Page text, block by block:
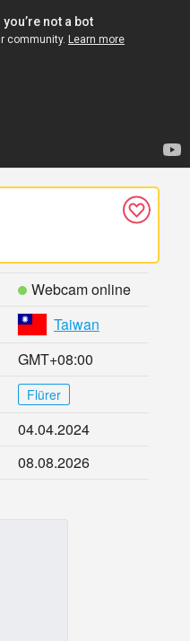
Webcam online
Taiwan
GMT+08:00
Flürer
04.04.2024
08.08.2026